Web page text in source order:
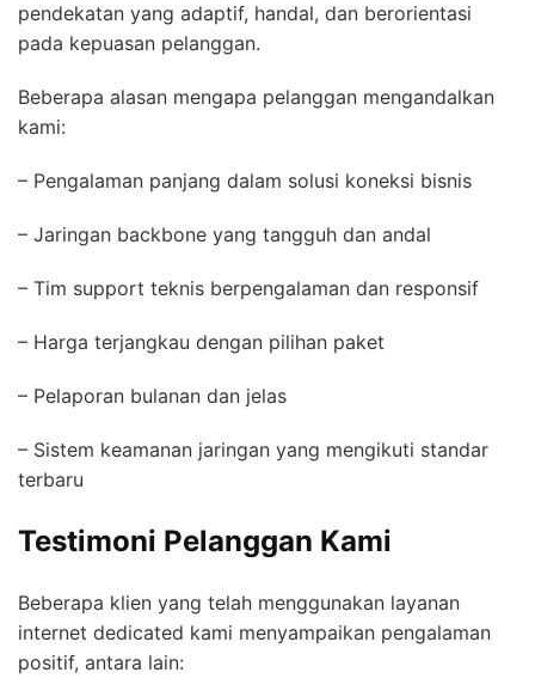
pendekatan yang adaptif, handal, dan berorientasi
pada kepuasan pelanggan.
Beberapa alasan mengapa pelanggan mengandalkan
kami:
– Pengalaman panjang dalam solusi koneksi bisnis
– Jaringan backbone yang tangguh dan andal
– Tim support teknis berpengalaman dan responsif
– Harga terjangkau dengan pilihan paket
– Pelaporan bulanan dan jelas
– Sistem keamanan jaringan yang mengikuti standar
terbaru
Testimoni Pelanggan Kami
Beberapa klien yang telah menggunakan layanan
internet dedicated kami menyampaikan pengalaman
positif, antara lain: